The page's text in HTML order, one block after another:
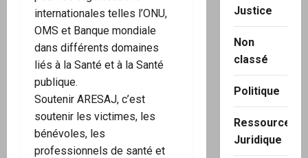
internationales telles l’ONU,
OMS et Banque mondiale
dans différents domaines
liés à la Santé et à la Santé
publique.
Soutenir ARESAJ, c’est
soutenir les victimes, les
bénévoles, les
professionnels de santé et
Justice
Non
classé
Politique
Ressource
Juridique